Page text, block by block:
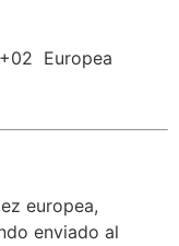
Europea
europea,
enviado al